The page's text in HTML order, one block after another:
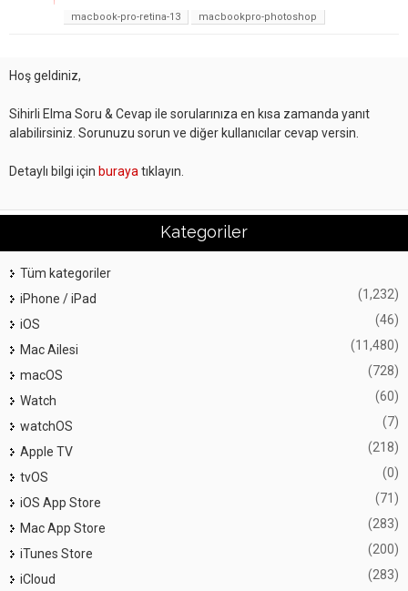
macbook-pro-retina-13
macbookpro-photoshop
Hoş geldiniz,
Sihirli Elma Soru & Cevap ile sorularınıza en kısa zamanda yanıt
alabilirsiniz. Sorunuzu sorun ve diğer kullanıcılar cevap versin.
Detaylı bilgi için buraya tıklayın.
Kategoriler
Tüm kategoriler
iPhone / iPad
(1,232)
iOS (46)
Mac Ailesi (11,480)
macOS (728)
Watch (60)
watchOS (7)
Apple TV (218)
tvOS (0)
iOS App Store (71)
Mac App Store (283)
iTunes Store (200)
iCloud (283)